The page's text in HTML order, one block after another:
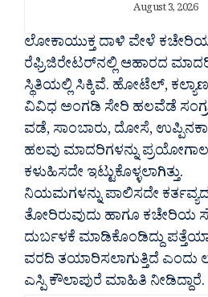
August 3, 2026
ಲೋಕಾಯುಕ್ತ ದಾಳಿ ವೇಳೆ
ರೆಫ್ರಿಜಿರೇಟರ್‌ನಲ್ಲಿ ಆಹಾರದ
ಸ್ಥಿತಿಯಲ್ಲಿ ಸಿಕ್ಕಿವೆ. ಹೋಟೆಲ್‌,
ವಿವಿಧ ಅಂಗಡಿ ಸೇರಿ ಹಲವೆಡೆ
ವಡೆ, ಸಾಂಬಾರು, ದೋಸೆ,
ಹಲವು ಮಾದರಿಗಳನ್ನು
ಕಳುಹಿಸದೇ ಇಟ್ಟುಕೊಳ್ಳಲಾಗಿತ್ತು.
ನಿಯಮಗಳನ್ನು ಪಾಲಿಸದೇ
ತೋರಿರುವುದು ಹಾಗೂ ಕಚೇರಿಯ
ದುರ್ಬಳಕೆ ಮಾಡಿಕೊಂಡಿದ್ದು
ವರದಿ ತಯಾರಿಸಲಾಗುತ್ತಿದೆ ಎಂದು
ಎಸ್ಪಿ ಕೌಲಾಪುರೆ ಮಾಹಿತಿ ನೀಡಿದ್ದಾರೆ.